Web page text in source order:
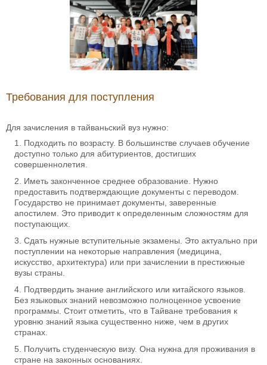
Требования для поступления
Для зачисления в тайваньский вуз нужно:
Подходить по возрасту. В большинстве случаев обучение
доступно только для абитуриентов, достигших
совершеннолетия.
Иметь законченное среднее образование. Нужно
предоставить подтверждающие документы с переводом.
Государство не принимает документы, заверенные
апостилем. Это приводит к определенным сложностям для
поступающих.
Сдать нужные вступительные экзамены. Это актуально при
поступлении на некоторые направления (медицина,
искусство, архитектура) или при зачислении в престижные
вузы страны.
Подтвердить знание английского или китайского языков.
Без языковых знаний невозможно полноценное усвоение
программы. Стоит отметить, что в Тайване требования к
уровню знаний языка существенно ниже, чем в других
странах.
Получить студенческую визу. Она нужна для проживания в
стране на законных основаниях.